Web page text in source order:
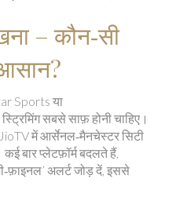
– कौन‑सी
Sports या
सबसे साफ़ होनी चाहिए।
में आर्सेनल‑मैनचेस्टर सिटी
बार प्लेटफ़ॉर्म बदलते हैं,
अलर्ट जोड़ दें, इससे